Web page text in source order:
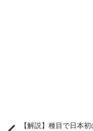
【解説】種目で日本